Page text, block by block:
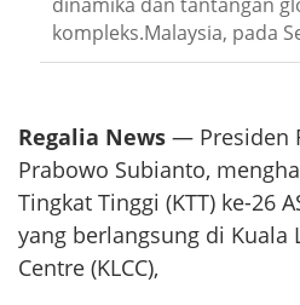
kompleks.Malaysia, pada
Regalia News — Presiden
Prabowo Subianto,
Tingkat Tinggi (KTT) ke-26
yang berlangsung di Kuala
Centre (KLCC),